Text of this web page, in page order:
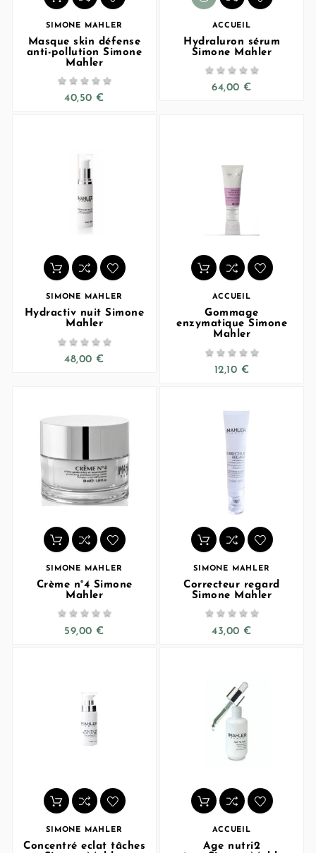
SIMONE MAHLER
Masque skin défense
anti-pollution Simone
Mahler
    
40,50 €
ACCUEIL
Hydraluron sérum
Simone Mahler
    
64,00 €
SIMONE MAHLER
Hydractiv nuit Simone
Mahler
    
48,00 €
ACCUEIL
Gommage
enzymatique Simone
Mahler
    
12,10 €
SIMONE MAHLER
Crème n°4 Simone
Mahler
    
59,00 €
SIMONE MAHLER
Correcteur regard
Simone Mahler
    
43,00 €
SIMONE MAHLER
Concentré eclat tâches
ACCUEIL
Age nutri2